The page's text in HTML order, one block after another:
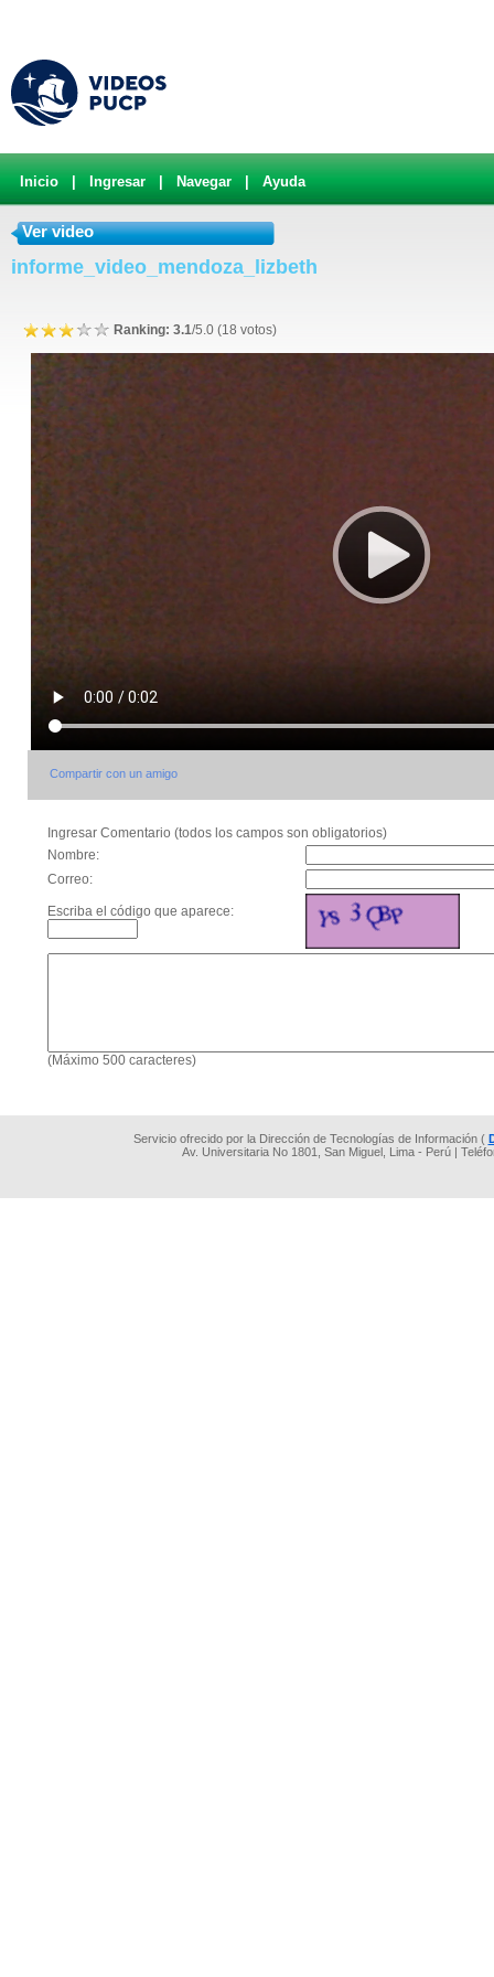
Inicio Ingresar Navegar Ayuda
Ver video
informe_video_mendoza_lizbeth
Ranking: 3.1/5.0 (18 votos)
Compartir con un amigo
Ingresar Comentario (todos los campos son obligatorios)
Nombre:
Correo:
Escriba el código que aparece:
(Máximo 500 caracteres)
Servicio ofrecido por la Dirección de Tecnologías de Información (
Av. Universitaria No 1801, San Miguel, Lima - Perú |